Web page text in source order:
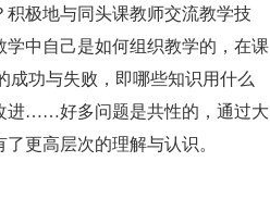
极地与同头课教师交流教学技
中自己是如何组织教学的，在课
成功与失败，即哪些知识用什么
进……好多问题是共性的，通过大
更高层次的理解与认识。